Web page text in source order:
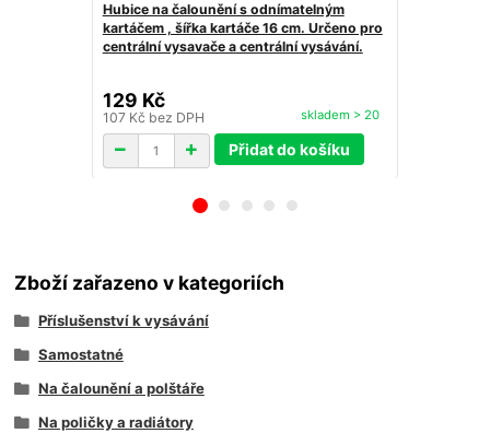
Hubice na čalounění s odnímatelným
kartáčem , šířka kartáče 16 cm. Určeno pro
centrální vysavače a centrální vysávání.
129 Kč
107 Kč bez DPH skladem > 20
Přidat do košíku
Zboží zařazeno v kategoriích
Příslušenství k vysávání
Samostatné
Na čalounění a polštáře
Na poličky a radiátory